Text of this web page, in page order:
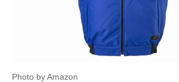
Photo by Amazon